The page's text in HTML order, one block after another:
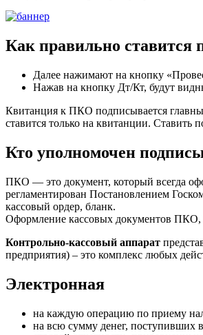
Как правильно ставится
Далее нажимают на кнопку
Нажав на кнопку Дт/Кт, будут
Квитанция к ПКО подписывается
ставится только на квитанции.
Кто уполномочен
ПКО — это документ, который всегда
регламентирован Постановлением
кассовый ордер, бланк.
Оформление кассовых документов ПКО,
Контрольно-кассовый аппарат
предприятия) – это комплекс любых
Электронная
на каждую операцию по приему
на всю сумму денег, поступивших